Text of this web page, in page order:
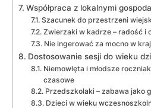
Współpraca z lokalnymi
Szacunek do przestrzeni
Zwierzaki w kadrze – radość i
Nie ingerować za mocno w
Dostosowanie sesji do wieku
Niemowlęta i młodsze
czasowe
Przedszkolaki – zabawa jako
Dzieci w wieku